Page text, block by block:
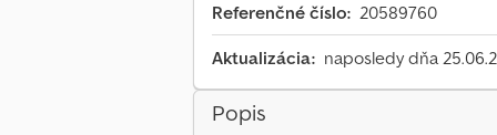
Referenčné číslo: 20589760
Aktualizácia: naposledy dňa
Popis